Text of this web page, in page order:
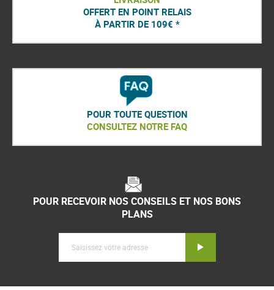
OFFERT EN POINT RELAIS
À PARTIR DE 109€ *
POUR TOUTE QUESTION
CONSULTEZ NOTRE FAQ
POUR RECEVOIR NOS CONSEILS ET NOS BONS
PLANS
Inscription